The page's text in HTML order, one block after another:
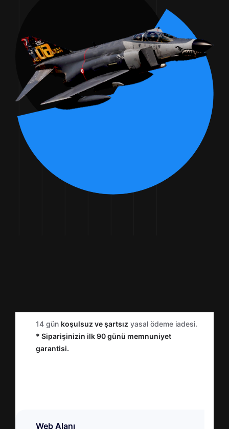
14 gün koşulsuz ve şartsız yasal ödeme iadesi.
* Siparişinizin ilk 90 günü memnuniyet
garantisi.
Web Alanı